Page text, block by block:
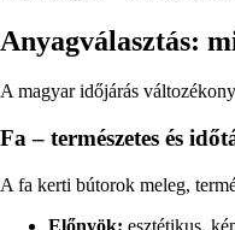
Anyagválasztás:
A magyar időjárás
Fa – természetes és
A fa kerti bútorok meleg,
Előnyök: esztétikus,